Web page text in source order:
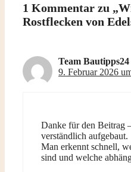
1 Kommentar zu
Rostflecken von
Team Bautipps24
9. Februar 2026
Danke für den Beitrag
verständlich aufgebaut.
Man erkennt schnell,
sind und welche